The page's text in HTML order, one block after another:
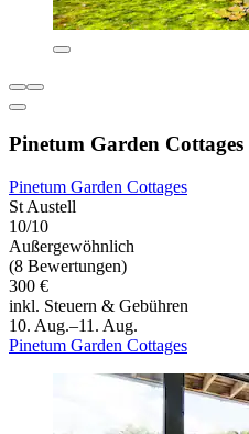
Pinetum Garden Cottages
Pinetum Garden Cottages
St Austell
10/10
Außergewöhnlich
(8 Bewertungen)
300 €
inkl. Steuern & Gebühren
10. Aug.–11. Aug.
Pinetum Garden Cottages